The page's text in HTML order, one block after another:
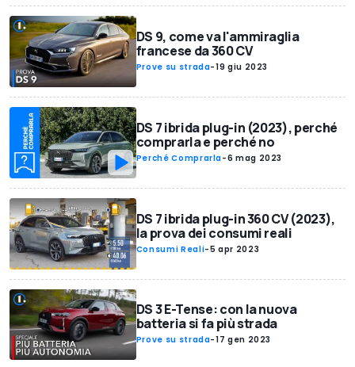
DS 9, come va l'ammiraglia
francese da 360 CV
Prove su strada-19 giu 2023
DS 7 ibrida plug-in (2023), perché
comprarla e perché no
Perché Comprarla-6 mag 2023
DS 7 ibrida plug-in 360 CV (2023),
la prova dei consumi reali
Consumi Reali-5 apr 2023
DS 3 E-Tense: con la nuova
batteria si fa più strada
Prove su strada-17 gen 2023